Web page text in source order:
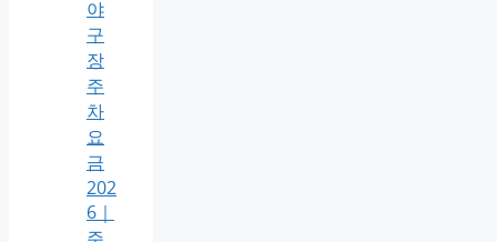
야
구
장
주
차
요
금
202
6｜
주